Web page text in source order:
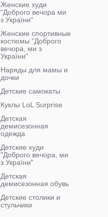
Женские худи
"Доброго вечора ми
з України"
Женские спортивные
костюмы "Доброго
вечора, ми з
України"
Наряды для мамы и
дочки
Детские самокаты
Куклы LoL Surprise
Детская
демисезонная
одежда
Детские худи
"Доброго вечора, ми
з України"
Детская
демисезонная обувь
Детские столики и
стульчики